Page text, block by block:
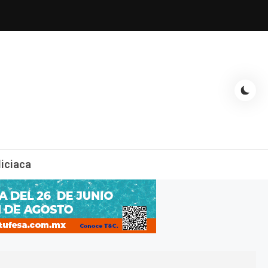
entrevistas con famosos, showbizz, podcast, chismes y